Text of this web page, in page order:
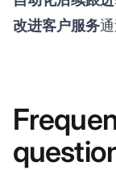
改进客户服务